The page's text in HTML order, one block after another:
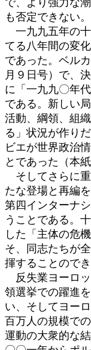
も否定できない。
一九九五年の
てる八年間の変
であった。ベル
月９日号）で、
に「一九九〇年
である。新しい
活動、綱領、組
る」状況が作り
ビエが世界政治
とであった（本
そしてさらに
たな登場と再編
第四インターナ
うことである。
した「主体の危
そ、同志たちが
揮することので
反失業ヨーロ
領選挙での躍進
い、そしてヨー
百万人の規模で
運動の大衆的な